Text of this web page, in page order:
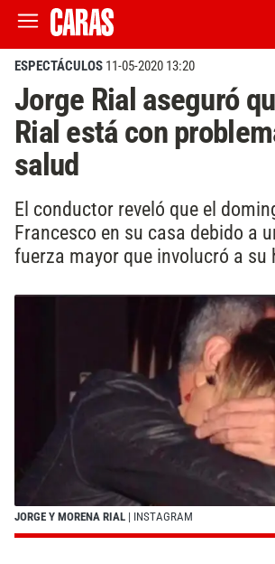
ESPECTÁCULOS 11-05-2020 13:20
Jorge Rial aseguró
Rial está con
salud
El conductor reveló que el
Francesco en su casa debido a
fuerza mayor que involucró a su
JORGE Y MORENA RIAL | INSTAGRAM